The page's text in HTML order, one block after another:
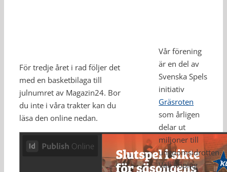
För tredje året i rad följer det
med en basketbilaga till
julnumret av Magazin24. Bor
du inte i våra trakter kan du
läsa den online nedan.
Vår förening
är en del av
Svenska Spels
initiativ
Gräsroten
som årligen
delar ut
miljoner till
ungdomsidrotten.
Välj Köping